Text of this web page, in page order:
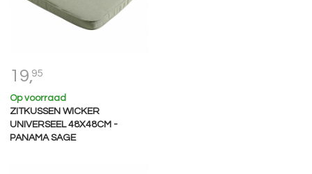
19,95
Op voorraad
ZITKUSSEN WICKER
UNIVERSEEL 48X48CM -
PANAMA SAGE